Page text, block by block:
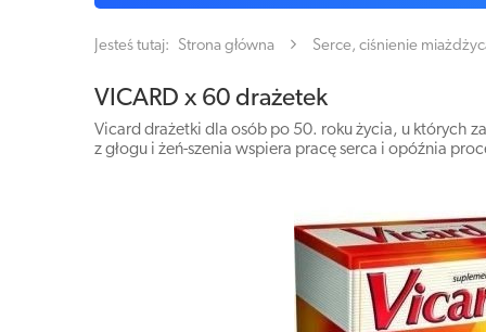
Jesteś tutaj: Strona główna Serce, ciśnienie
VICARD x 60 drażetek
Vicard drażetki dla osób po 50. roku życia, u których
z głogu i żeń-szenia wspiera pracę serca i opóźnia